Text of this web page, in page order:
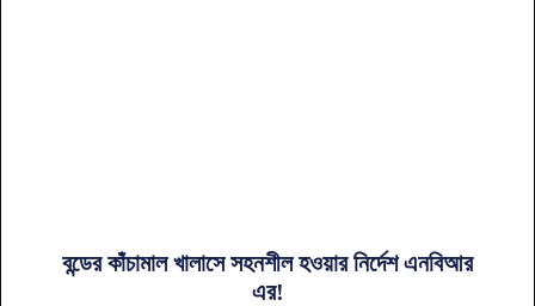
বন্ডের কাঁচামাল খালাসে সহনশীল হওয়ার নির্দেশ এনবিআর
এর!